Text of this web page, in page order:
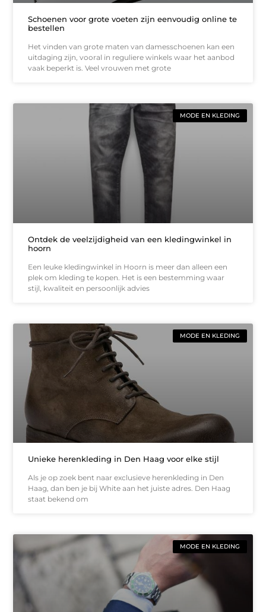
Schoenen voor grote voeten zijn eenvoudig online te
bestellen
Het vinden van grote maten van damesschoenen kan een
uitdaging zijn, vooral in reguliere winkels waar het aanbod
vaak beperkt is. Veel vrouwen met grote
MODE EN KLEDING
Ontdek de veelzijdigheid van een kledingwinkel in
hoorn
Een leuke kledingwinkel in Hoorn is meer dan alleen een
plek om kleding te kopen. Het is een bestemming waar
stijl, kwaliteit en persoonlijk advies
MODE EN KLEDING
Unieke herenkleding in Den Haag voor elke stijl
Als je op zoek bent naar exclusieve herenkleding in Den
Haag, dan ben je bij White aan het juiste adres. Den Haag
staat bekend om
MODE EN KLEDING